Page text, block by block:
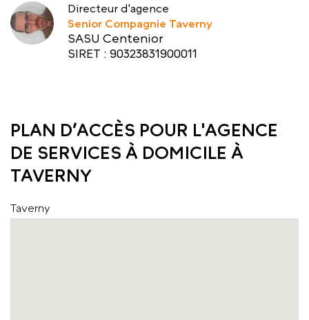
Directeur d'agence
Senior Compagnie Taverny
SASU Centenior
SIRET : 90323831900011
PLAN D’ACCÈS POUR L'AGENCE
DE SERVICES À DOMICILE À
TAVERNY
Taverny